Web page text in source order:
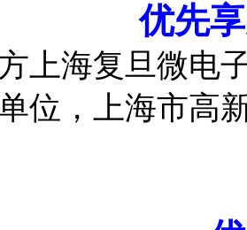
优先
上海复旦微电
位，上海市高